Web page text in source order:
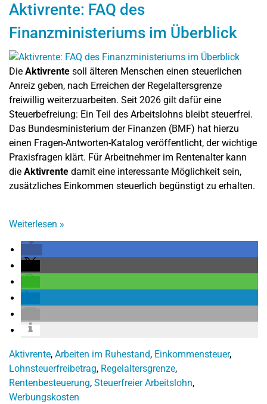
Aktivrente: FAQ des
Finanzministeriums im Überblick
Die Aktivrente soll älteren Menschen einen steuerlichen
Anreiz geben, nach Erreichen der Regelaltersgrenze
freiwillig weiterzuarbeiten. Seit 2026 gilt dafür eine
Steuerbefreiung: Ein Teil des Arbeitslohns bleibt steuerfrei.
Das Bundesministerium der Finanzen (BMF) hat hierzu
einen Fragen-Antworten-Katalog veröffentlicht, der wichtige
Praxisfragen klärt. Für Arbeitnehmer im Rentenalter kann
die Aktivrente damit eine interessante Möglichkeit sein,
zusätzliches Einkommen steuerlich begünstigt zu erhalten.
Weiterlesen »
Aktivrente, Arbeiten im Ruhestand, Einkommensteuer,
Lohnsteuerfreibetrag, Regelaltersgrenze,
Rentenbesteuerung, Steuerfreier Arbeitslohn,
Werbungskosten